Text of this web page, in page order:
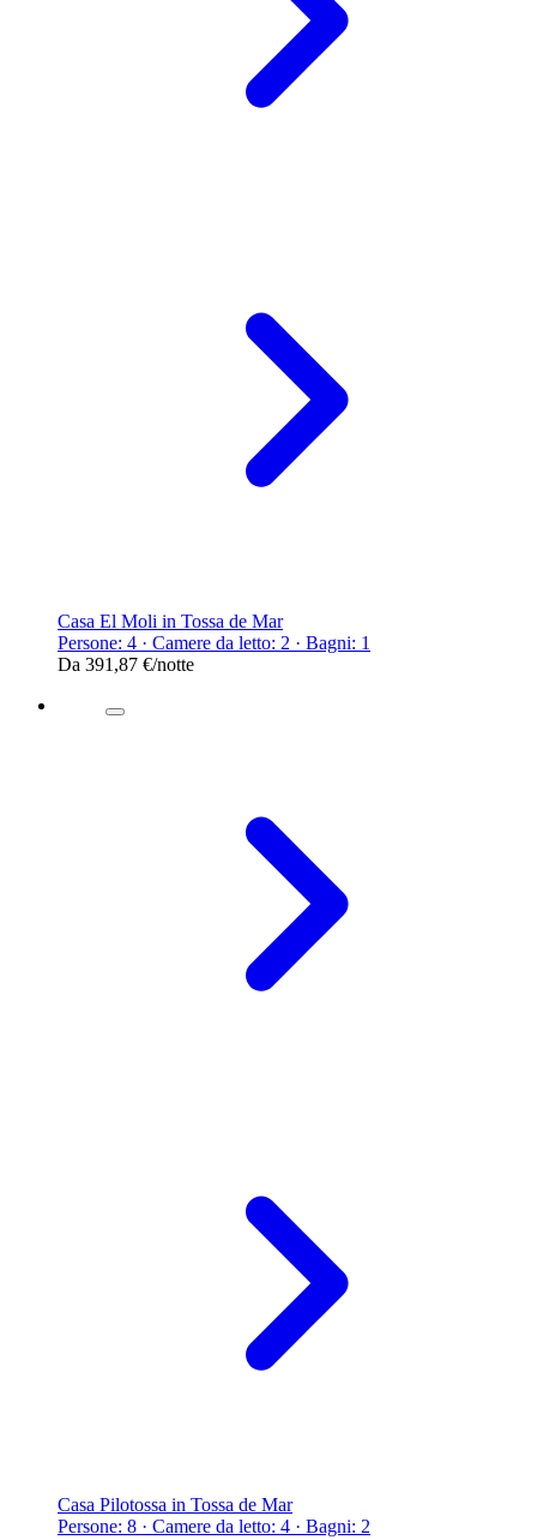
Casa El Moli in Tossa de Mar
Persone: 4 · Camere da letto: 2 · Bagni: 1
Da 391,87 €/notte
Casa Pilotossa in Tossa de Mar
Persone: 8 · Camere da letto: 4 · Bagni: 2